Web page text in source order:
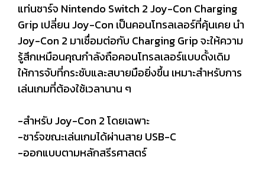
แท่นชาร์จ Nintendo Switch 2 Joy-Con Charging
Grip เปลี่ยน Joy-Con เป็นคอนโทรลเลอร์ที่คุ้นเคย นำ
Joy-Con 2 มาเชื่อมต่อกับ Charging Grip จะให้ความ
รู้สึกเหมือนคุณกำลังถือคอนโทรลเลอร์แบบดั้งเดิม
ให้การจับที่กระชับและสบายมือยิ่งขึ้น เหมาะสำหรับการ
เล่นเกมที่ต้องใช้เวลานาน ๆ
-สำหรับ Joy-Con 2 โดยเฉพาะ
-ชาร์จขณะเล่นเกมได้ผ่านสาย USB-C
-ออกแบบตามหลักสรีรศาสตร์